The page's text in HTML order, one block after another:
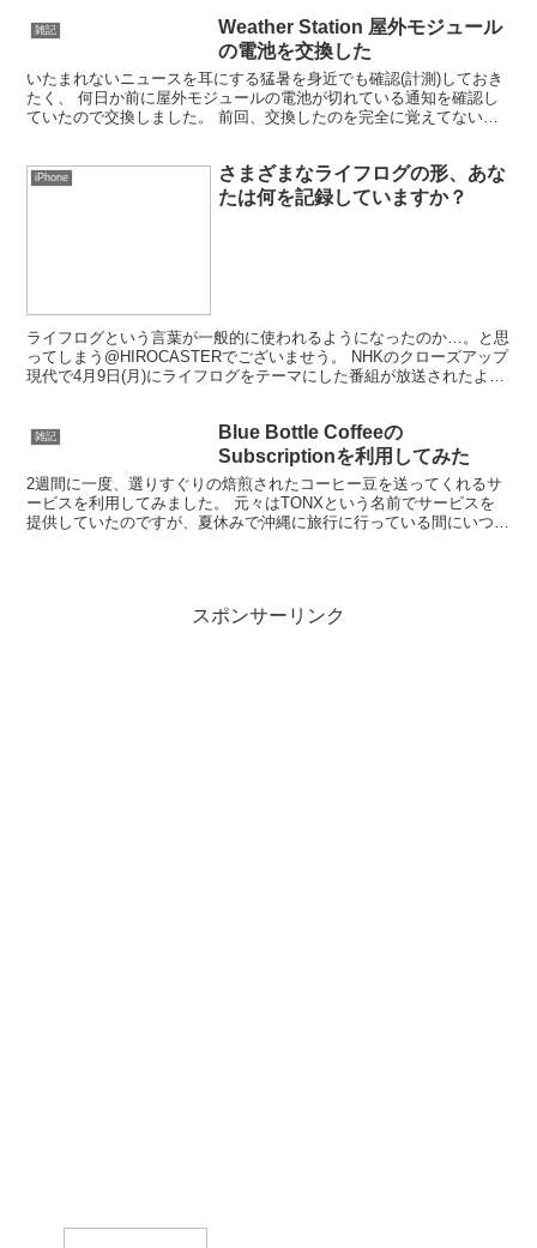
雑記
Weather Station 屋外モジュール
の電池を交換した
いたまれないニュースを耳にする猛暑を身近でも確認(計測)しておき
たく、 何日か前に屋外モジュールの電池が切れている通知を確認し
ていたので交換しました。 前回、交換したのを完全に覚えてないの
iPhone
さまざまなライフログの形、あな
たは何を記録していますか？
ライフログという言葉が一般的に使われるようになったのか…。と思
ってしまう@HIROCASTERでございませう。 NHKのクローズアップ
現代で4月9日(月)にライフログをテーマにした番組が放送されたよう
雑記
Blue Bottle Coffeeの
Subscriptionを利用してみた
2週間に一度、選りすぐりの焙煎されたコーヒー豆を送ってくれるサ
ービスを利用してみました。 元々はTONXという名前でサービスを
提供していたのですが、夏休みで沖縄に旅行に行っている間にいつの
スポンサーリンク